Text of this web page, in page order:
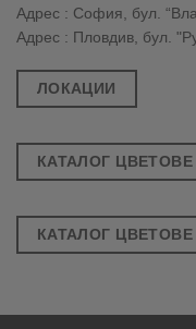
Адрес : София, бул.
Адрес : Пловдив, бул.
ЛОКАЦИИ
КАТАЛОГ
КАТАЛОГ